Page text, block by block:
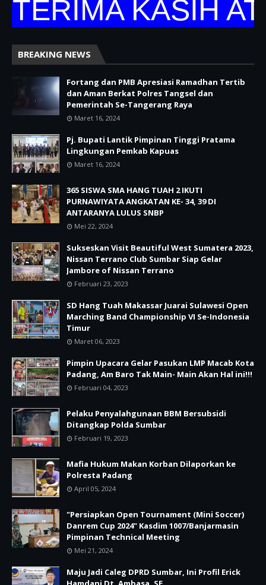
KASIH
BREAKING NEWS
Fortang dan PMB Apresiasi Ramadhan Tertib
dan Aman Berkat Polres Tangsel dan
Pemerintah Se-Tangerang Raya
Maret 16, 2024
Pj. Bupati Lantik Pimpinan Tinggi Pratama
Lingkungan Pemkab Kapuas
Maret 16, 2024
365 SISWA SMA HANG TUAH 2 IKUTI
PURNAWIYATA ANGKATAN KE- 34, 39 DI
ANTARANYA LULUS SNBP
Mei 22, 2024
Sukseskan Visit Beautiful West Sumatera 2023,
Nissan Terrano Club Sumbar Siap Gelar
Jambore of Nissan Terrano
Februari 23, 2023
SD Hang Tuah Makassar Juarai Sulawesi Open
Marching Band Championship VI Se-Indonesia
Timur
Maret 06, 2023
Pimpin Upacara Gelar Pasukan LMP Macab Kota
Padang, Am Baro Tak Main- Main Akan Hal ini!!!
Februari 04, 2023
Pelaku Penyalahgunaan BBM Bersubsidi
Ditangkap Polda Sumbar
Februari 19, 2023
Mafia Hukum Makan Korban Dilaporkan ke
Polresta Padang
April 05, 2024
"Persiapkan Open Tournament (Mini Soccer)
Danrem Cup 2024" Kasdim 1007/Banjarmasin
Pimpinan Technical Meeting
Mei 21, 2024
Maju Jadi Caleg DPRD Sumbar, Ini Profil Erick